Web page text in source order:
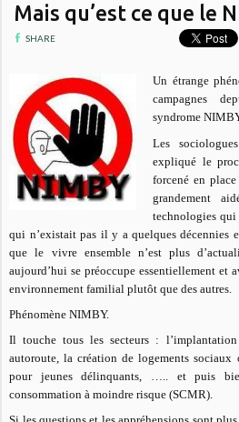
Mais qu’est ce que le
SHARE
Un étrange
campagnes
syndrome
Les
expliqué le
forcené en
grandement
technologies
qui n’existait pas il y a quelques décennies
que le vivre ensemble n’est plus
aujourd’hui se préoccupe essentiellement et
environnement familial plutôt que des autres.
Phénomène NIMBY.
Il touche tous les secteurs : l’implantation
autoroute, la création de logements sociaux
pour jeunes délinquants, ….. et puis
consommation à moindre risque (SCMR).